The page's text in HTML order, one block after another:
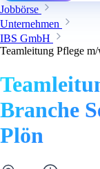
Jobbörse
Unternehmen
IBS GmbH
Teamleitung Pflege
Branche
Plön